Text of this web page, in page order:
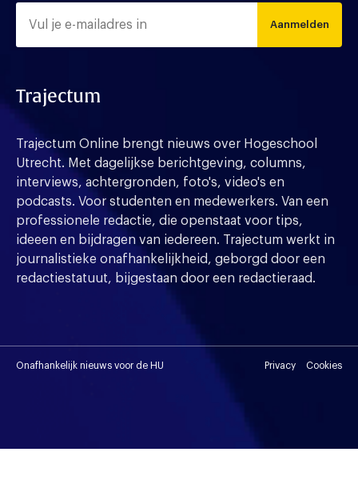
Aanmelden
Trajectum
Trajectum Online brengt nieuws over Hogeschool
Utrecht. Met dagelijkse berichtgeving, columns,
interviews, achtergronden, foto's, video's en
podcasts. Voor studenten en medewerkers. Van een
professionele redactie, die openstaat voor tips,
ideeen en bijdragen van iedereen. Trajectum werkt in
journalistieke onafhankelijkheid, geborgd door een
redactiestatuut, bijgestaan door een redactieraad.
Onafhankelijk nieuws voor de HU Privacy Cookies